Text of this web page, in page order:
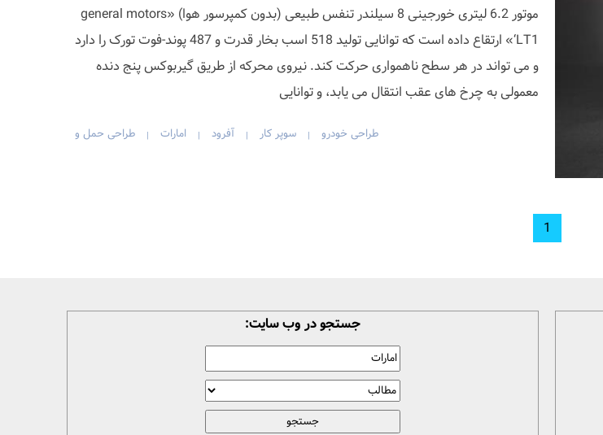
موتور 6.2 لیتری خورجینی 8 سیلندر تنفس طبیعی (بدون کمپرسور هوا) «general motors
‘LT1» ارتقاع داده است که توانایی تولید 518 اسب بخار قدرت و 487 پوند-فوت تورک را دارد
و می تواند در هر سطح ناهمواری حرکت کند. نیروی محرکه از طریق گیربوکس پنج دنده
معمولی به چرخ های عقب انتقال می یابد، و توانایی
طراحی خودرو | سوپر کار | آفرود | امارات | طراحی حمل و
1
جستجو در وب سایت: